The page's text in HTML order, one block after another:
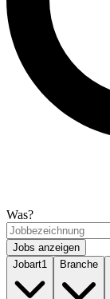
Was?
Jobs anzeigen
Jobart1 Branche